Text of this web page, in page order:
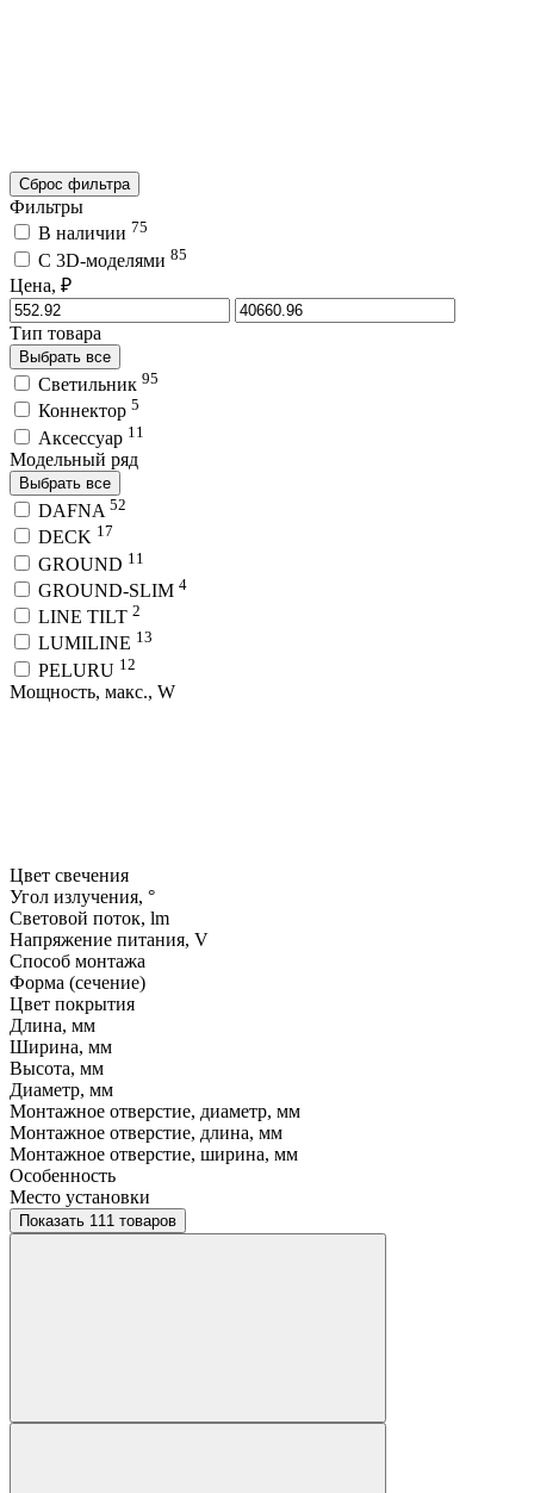
Сброс фильтра
Фильтры
В наличии 75
C 3D-моделями 85
Цена, ₽
Тип товара
Выбрать все
Светильник 95
Коннектор 5
Аксессуар 11
Модельный ряд
Выбрать все
DAFNA 52
DECK 17
GROUND 11
GROUND-SLIM 4
LINE TILT 2
LUMILINE 13
PELURU 12
Мощность, макс., W
Цвет свечения
Угол излучения, °
Световой поток, lm
Напряжение питания, V
Способ монтажа
Форма (сечение)
Цвет покрытия
Длина, мм
Ширина, мм
Высота, мм
Диаметр, мм
Монтажное отверстие, диаметр, мм
Монтажное отверстие, длина, мм
Монтажное отверстие, ширина, мм
Особенность
Место установки
Показать 111 товаров